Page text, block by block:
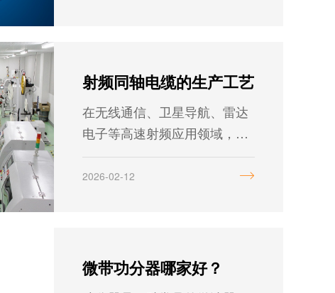
射频同轴电缆的生产工艺
在无线通信、卫星导航、雷达
电子等高速射频应用领域，射
频同轴电缆组件的性能直接决
定信号传输的稳定性和精度。
前主流的生产方式主要有三种
——压接、焊接与装接，它们
2026-02-12
微带功分器哪家好？